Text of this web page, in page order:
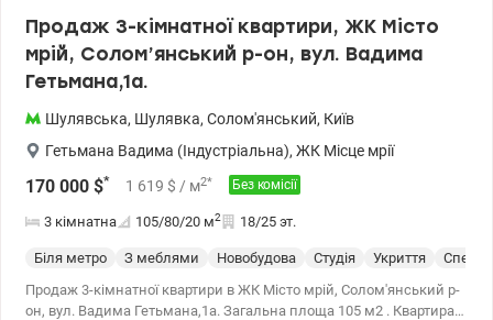
Продаж 3-кімнатної квартири, ЖК Місто
мрій, Солом’янський р-он, вул. Вадима
Гетьмана,1а.
Шулявська, Шулявка, Солом'янський, Київ
Гетьмана Вадима (Індустріальна), ЖК Місце мрії
170 000 $* 1 619 $ / м2* Без комісії
3 кімнатна 105/80/20 м2 18/25 эт.
Біля метро З меблями Новобудова Студія Укриття
Продаж 3-кімнатної квартири в ЖК Місто мрій, Солом'янський р-
он, вул. Вадима Гетьмана,1а. Загальна площа 105 м2 . Квартира